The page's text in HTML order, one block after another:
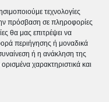
τεχνολογίες
πρόσβαση σε πληροφορίες
θα μας επιτρέψει να
περιήγησης ή μοναδικά
ή η ανάκληση της
χαρακτηριστικά και